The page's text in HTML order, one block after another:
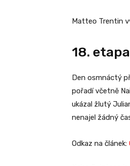
Matteo Trentin
18.
Den osmnáctý
pořadí včetně
ukázal žlutý
nenajel žádný
Odkaz na článek: